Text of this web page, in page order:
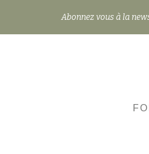
Aller
Abonnez vous à la